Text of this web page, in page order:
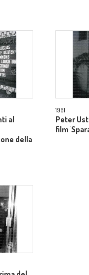
al
della
1961
Peter
film